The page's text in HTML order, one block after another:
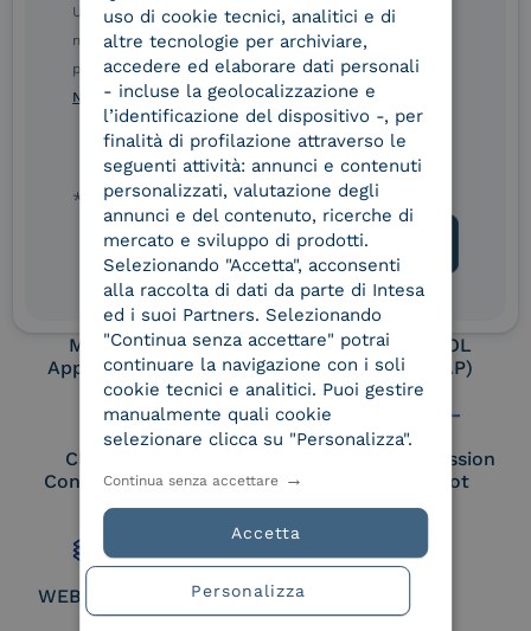
Conservatore
qualificato
UNI EN ISO 37001
UNI EN ISO 9001 UNI EN ISO 27001
UNI EN ISO 27017 UNI EN ISO 27018
Membro Adobe
Approved Trust List
Certified PEPPOL
Access Point (AP)
Cloud Signature
Consortium Member
European Commission
Large Scale Pilot
Member
WEBUILD Consortium
Ulteriori informazioni sulle procedure sono disponibili
nelle Norme di tutela della privacy INTESA. Inoltrando il
presente modulo, dichiaro di aver letto e compreso le
Norme di tutela della privacy INTESA.
* campo obbligatorio
uso di cookie tecnici, analitici e di
altre tecnologie per archiviare,
accedere ed elaborare dati personali
- incluse la geolocalizzazione e
l’identificazione del dispositivo -, per
finalità di profilazione attraverso le
seguenti attività: annunci e contenuti
personalizzati, valutazione degli
annunci e del contenuto, ricerche di
mercato e sviluppo di prodotti.
Selezionando "Accetta", acconsenti
alla raccolta di dati da parte di Intesa
ed i suoi Partners. Selezionando
"Continua senza accettare" potrai
continuare la navigazione con i soli
cookie tecnici e analitici. Puoi gestire
manualmente quali cookie
selezionare clicca su "Personalizza".
Accetta
Continua senza accettare
Personalizza